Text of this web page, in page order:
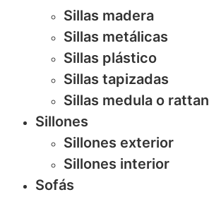
Sillas madera
Sillas metálicas
Sillas plástico
Sillas tapizadas
Sillas medula o rattan
Sillones
Sillones exterior
Sillones interior
Sofás